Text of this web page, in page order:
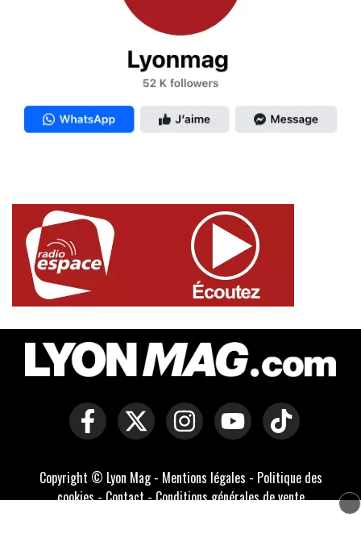
Copyright © Lyon Mag - Mentions légales - Politique des
cookies-Contact-Conditions générales de vente